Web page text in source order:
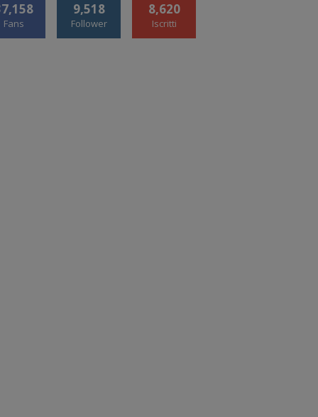
Fans
9,518
Follower
8,620
Iscritti